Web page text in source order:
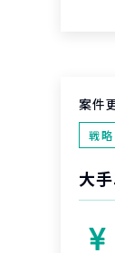
案件
戦略
大